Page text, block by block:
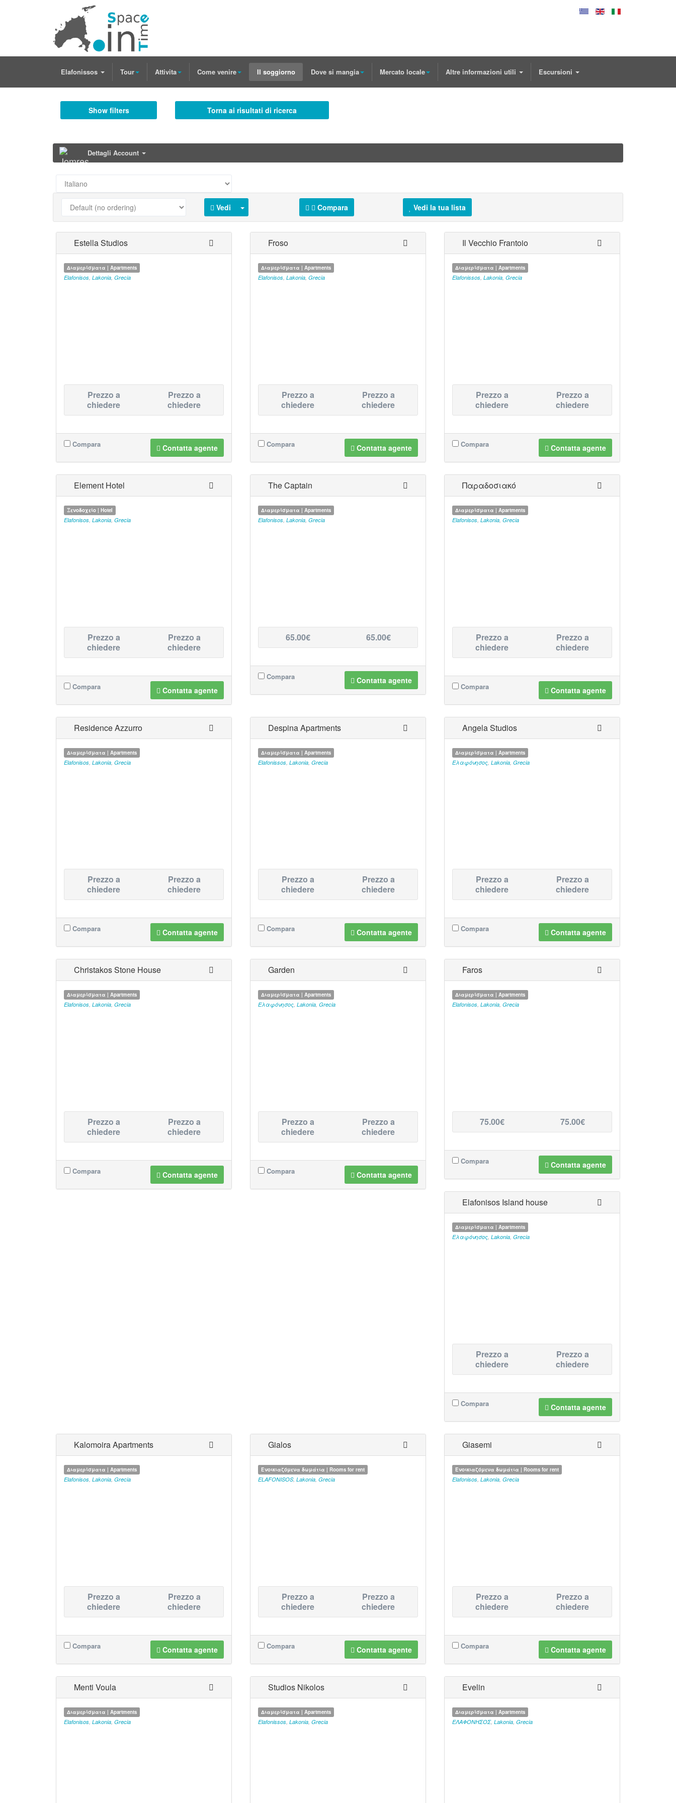
Elafonissos Tour Attivita Come venire Il soggiorno Dove si mangia Mercato locale Altre informazioni utili Escursioni
Show filters Torna ai risultati di ricerca
Dettagli Account
Vedi Compara Vedi la tua lista
Estella Studios
Διαμερίσματα | Apartments
Elafonisos, Lakonia, Grecia
Prezzo a
chiedere
Prezzo a
chiedere
Contatta agente
Compara
Froso
Διαμερίσματα | Apartments
Elafonisos, Lakonia, Grecia
Prezzo a
chiedere
Prezzo a
chiedere
Contatta agente
Compara
Il Vecchio Frantoio
Διαμερίσματα | Apartments
Elafonissos, Lakonia, Grecia
Prezzo a
chiedere
Prezzo a
chiedere
Contatta agente
Compara
Element Hotel
Ξενοδοχείο | Hotel
Elafonisos Lakonia Grecia
Prezzo a
chiedere
Prezzo a
chiedere
Contatta agente
Compara
The Captain
Διαμερίσματα | Apartments
Elafonisos Lakonia Grecia
65.00€ 65.00€
Contatta agente
Compara
Παραδοσιακό
Διαμερίσματα | Apartments
Elafonisos Lakonia Grecia
Prezzo a
chiedere
Prezzo a
chiedere
Contatta agente
Compara
Residence Azzurro
Διαμερίσματα | Apartments
Elafonisos Lakonia Grecia
Prezzo a
chiedere
Prezzo a
chiedere
Contatta agente
Compara
Despina Apartments
Διαμερίσματα | Apartments
Elafonissos Lakonia Grecia
Prezzo a
chiedere
Prezzo a
chiedere
Contatta agente
Compara
Angela Studios
Διαμερίσματα | Apartments
Ελαφόνησος Lakonia Grecia
Prezzo a
chiedere
Prezzo a
chiedere
Contatta agente
Compara
Christakos Stone House
Διαμερίσματα | Apartments
Elafonisos, Lakonia, Grecia
Prezzo a
chiedere
Prezzo a
chiedere
Contatta agente
Compara
Garden
Διαμερίσματα | Apartments
Ελαφόνησος, Lakonia, Grecia
Prezzo a
chiedere
Prezzo a
chiedere
Contatta agente
Compara
Faros
Διαμερίσματα | Apartments
Elafonisos, Lakonia, Grecia
75.00€ 75.00€
Contatta agente
Compara
Elafonisos Island house
Διαμερίσματα | Apartments
Ελαφόνησος, Lakonia, Grecia
Prezzo a
chiedere
Prezzo a
chiedere
Contatta agente
Compara
Kalomoira Apartments
Διαμερίσματα | Apartments
Elafonisos Lakonia Grecia
Prezzo a
chiedere
Prezzo a
chiedere
Contatta agente
Compara
Gialos
Ενοικιαζόμενα δωμάτια | Rooms for rent
ELAFONISOS, Lakonia Grecia
Prezzo a
chiedere
Prezzo a
chiedere
Contatta agente
Compara
Giasemi
Ενοικιαζόμενα δωμάτια | Rooms for rent
Elafonisos Lakonia Grecia
Prezzo a
chiedere
Prezzo a
chiedere
Contatta agente
Compara
Menti Voula
Διαμερίσματα | Apartments
Elafonisos Lakonia Grecia
Studios Nikolos
Διαμερίσματα | Apartments
Elafonissos Lakonia Grecia
Evelin
Διαμερίσματα | Apartments
ΕΛΑΦΟΝΗΣΟΣ, Lakonia Grecia